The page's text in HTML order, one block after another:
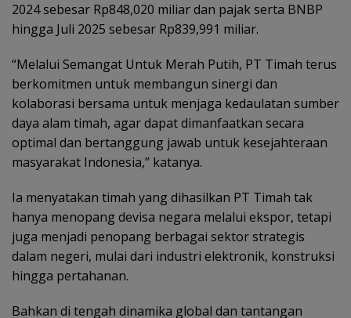
2024 sebesar Rp848,020 miliar dan pajak serta BNBP
hingga Juli 2025 sebesar Rp839,991 miliar.
“Melalui Semangat Untuk Merah Putih, PT Timah terus
berkomitmen untuk membangun sinergi dan
kolaborasi bersama untuk menjaga kedaulatan sumber
daya alam timah, agar dapat dimanfaatkan secara
optimal dan bertanggung jawab untuk kesejahteraan
masyarakat Indonesia,” katanya.
Ia menyatakan timah yang dihasilkan PT Timah tak
hanya menopang devisa negara melalui ekspor, tetapi
juga menjadi penopang berbagai sektor strategis
dalam negeri, mulai dari industri elektronik, konstruksi
hingga pertahanan.
Bahkan di tengah dinamika global dan tantangan